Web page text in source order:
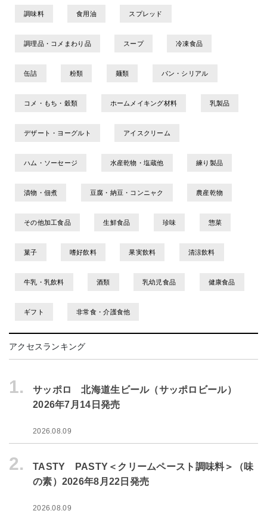
調味料 食用油 スプレッド
調理品・コメまわり品 スープ 冷凍食品
缶詰 粉類 麺類 パン・シリアル
コメ・もち・穀類 ホームメイキング材料 乳製品
デザート・ヨーグルト アイスクリーム
ハム・ソーセージ 水産乾物・塩蔵他 練り製品
漬物・佃煮 豆腐・納豆・コンニャク 農産乾物
その他加工食品 生鮮食品 珍味 惣菜
菓子 嗜好飲料 果実飲料 清涼飲料
牛乳・乳飲料 酒類 乳幼児食品 健康食品
ギフト 非常食・介護食他
アクセスランキング
1.
サッポロ 北海道生ビール（サッポロビール）
2026年7月14日発売
2026.08.09
2.
TASTY PASTY＜クリームペースト調味料＞（味
の素）2026年8月22日発売
2026.08.09